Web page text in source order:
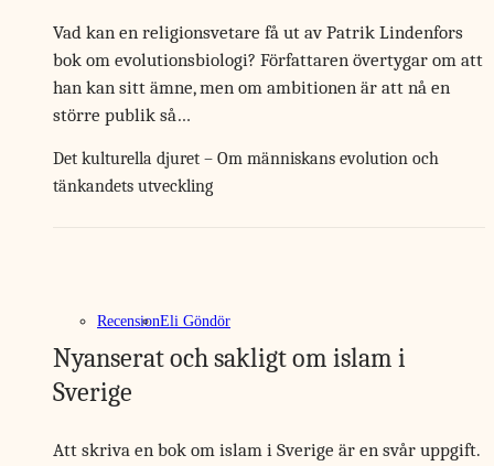
Vad kan en religionsvetare få ut av Patrik Lindenfors
bok om evolutionsbiologi? Författaren övertygar om att
han kan sitt ämne, men om ambitionen är att nå en
större publik så…
Det kulturella djuret – Om människans evolution och
tänkandets utveckling
RecensionEli Göndör
Nyanserat och sakligt om islam i
Sverige
Att skriva en bok om islam i Sverige är en svår uppgift.